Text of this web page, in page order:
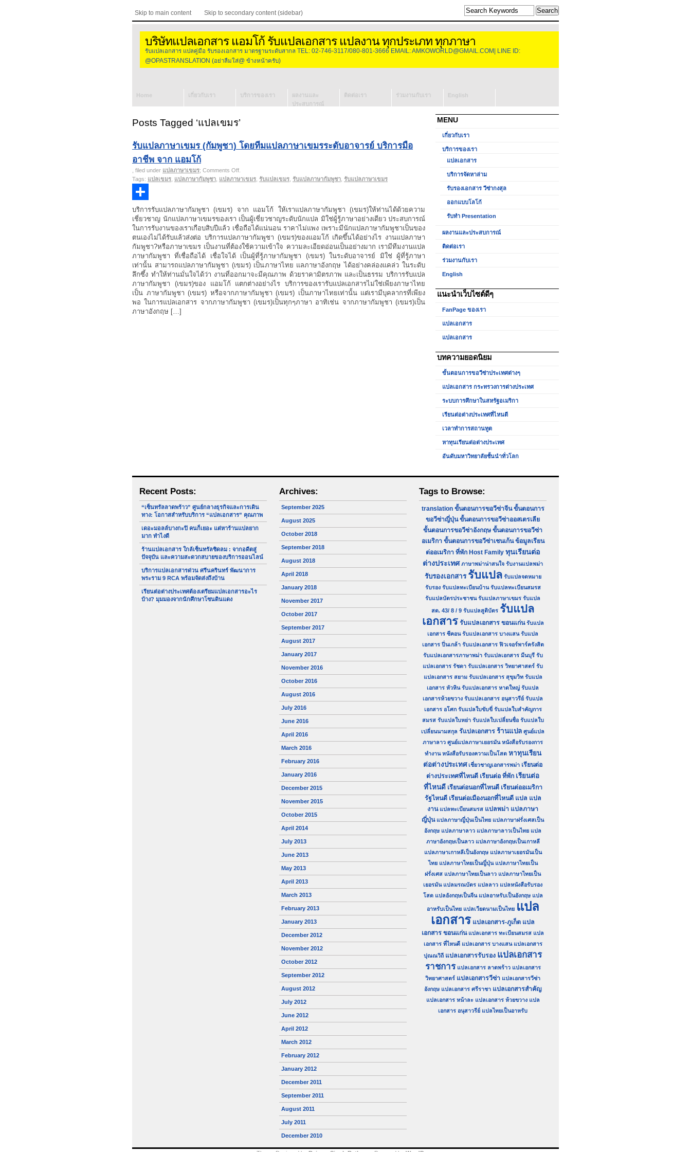
Skip to main content Skip to secondary content (sidebar)
บริษัทแปลเอกสาร แอมโก้ รับแปลเอกสาร แปลงาน ทุกประเภท ทุกภาษา
รับแปลเอกสาร แปลคู่มือ รับรองเอกสาร มาตรฐานระดับสากล TEL: 02-746-3117/080-801-3666 EMAIL: AMKOWORLD@GMAIL.COM| LINE ID:
@OPASTRANSLATION (อย่าลืมใส่@ ข้างหน้าครับ)
Home เกี่ยวกับเรา บริการของเรา
รับรองเอกสาร
รับทำ
ผลงานและ
ประสบการณ์
ติดต่อเรา ร่วมงานกับเรา English
Posts Tagged ‘แปลเขมร’
รับแปลภาษาเขมร (กัมพูชา) โดยทีมแปลภาษาเขมรระดับอาจารย์ บริการมือ
อาชีพ จาก แอมโก้
, filed under แปลภาษาเขมร; Comments Offon
รับ
(กัมพูชา)
โดย
ทีม
แปล
ภาษา
เขมร
ระดับ
อาจารย์
บริการ
มือ
อาชีพ
Tags: แปลเขมร แปลภาษากัมพูชา แปลภาษาเขมร รับแปลเขมร รับแปลภาษากัมพูชา รับแปลภาษาเขมร
Share
บริการรับแปลภาษากัมพูชา (เขมร) จาก แอมโก้ ให้เราแปลภาษากัมพูชา (เขมร)ให้ท่านได้ด้วยความ
เชี่ยวชาญ นักแปลภาษาเขมรของเรา เป็นผู้เชี่ยวชาญระดับนักแปล มิใช่ผู้รู้ภาษาอย่างเดียว ประสบการณ์
ในการรับงานของเราเกือบสิบปีแล้ว เชื่อถือได้แน่นอน ราคาไม่แพง เพราะมีนักแปลภาษากัมพูชาเป็นของ
ตนเองไม่ได้รับแล้วส่งต่อ บริการแปลภาษากัมพูชา (เขมร)ของแอมโก้ เกิดขึ้นได้อย่างไร งานแปลภาษา
กัมพูชา?หรือภาษาเขมร เป็นงานที่ต้องใช้ความเข้าใจ ความละเอียดอ่อนเป็นอย่างมาก เรามีทีมงานแปล
ภาษากัมพูชา ที่เชื่อถือได้ เชื่อใจได้ เป็นผู้ที่รู้ภาษากัมพูชา (เขมร) ในระดับอาจารย์ มิใช่ ผู้ที่รู้ภาษา
เท่านั้น สามารถแปลภาษากัมพูชา (เขมร) เป็นภาษาไทย แลภาษาอังกฤษ ได้อย่างคล่องแคล่ว ในระดับ
ลึกซึ้ง ทำให้ท่านมั่นใจได้ว่า งานที่ออกมาจะมีคุณภาพ ด้วยราคามิตรภาพ และเป็นธรรม บริการรับแปล
ภาษากัมพูชา (เขมร)ของ แอมโก้ แตกต่างอย่างไร บริการของเรารับแปลเอกสารไม่ใช่เพียงภาษาไทย
เป็น ภาษากัมพูชา (เขมร) หรือจากภาษากัมพูชา (เขมร) เป็นภาษาไทยเท่านั้น แต่เรามีบุคลากรที่เพียง
พอ ในการแปลเอกสาร จากภาษากัมพูชา (เขมร)เป็นทุกๆภาษา อาทิเช่น จากภาษากัมพูชา (เขมร)เป็น
ภาษาอังกฤษ […]
MENU
เกี่ยวกับเรา
บริการของเรา
แปลเอกสาร
บริการจัดหาล่าม
รับรองเอกสาร วีซ่ากงสุล
ออกแบบโลโก้
รับทำ Presentation
ผลงานและประสบการณ์
ติดต่อเรา
ร่วมงานกับเรา
English
แนะนำเว็บไซต์ดีๆ
FanPage ของเรา
แปลเอกสาร
แปลเอกสาร
บทความยอดนิยม
ขั้นตอนการขอวีซ่าประเทศต่างๆ
แปลเอกสาร กระทรวงการต่างประเทศ
ระบบการศึกษาในสหรัฐอเมริกา
เรียนต่อต่างประเทศที่ไหนดี
เวลาทำการสถานทูต
หาทุนเรียนต่อต่างประเทศ
อันดับมหาวิทยาลัยชั้นนำทั่วโลก
Recent Posts:
“เซ็นทรัลลาดพร้าว” ศูนย์กลางธุรกิจและการเดิน
ทาง: โอกาสสำหรับบริการ “แปลเอกสาร” คุณภาพ
เดอะมอลล์บางกะปิ คนก็เยอะ แต่หาร้านแปลยาก
มาก ทำไงดี
ร้านแปลเอกสาร ใกล้เซ็นทรัลชิดลม : จากอดีตสู่
ปัจจุบัน และความสะดวกสบายของบริการออนไลน์
บริการแปลเอกสารด่วน ศรีนครินทร์ พัฒนาการ
พระราม 9 RCA พร้อมจัดส่งถึงบ้าน
เรียนต่อต่างประเทศต้องเตรียมแปลเอกสารอะไร
บ้าง? มุมมองจากนักศึกษาโซนดินแดง
Archives:
September 2025
August 2025
October 2018
September 2018
August 2018
April 2018
January 2018
November 2017
October 2017
September 2017
August 2017
January 2017
November 2016
October 2016
August 2016
July 2016
June 2016
April 2016
March 2016
February 2016
January 2016
December 2015
November 2015
October 2015
April 2014
July 2013
June 2013
May 2013
April 2013
March 2013
February 2013
January 2013
December 2012
November 2012
October 2012
September 2012
August 2012
July 2012
June 2012
April 2012
March 2012
February 2012
January 2012
December 2011
September 2011
August 2011
July 2011
December 2010
Tags to Browse:
translation ขั้นตอนการขอวีซ่าจีน ขั้นตอนการ
ขอวีซ่าญี่ปุ่น ขั้นตอนการขอวีซ่าออสเตรเลีย
ขั้นตอนการขอวีซ่าอังกฤษ ขั้นตอนการขอวีซ่า
อเมริกา ขั้นตอนการขอวีซ่าเชนเก้น ข้อมูลเรียน
ต่ออเมริกา ที่พัก Host Family ทุนเรียนต่อ
ต่างประเทศ ภาษาพม่าน่าสนใจ รับงานแปลพม่า
รับรองเอกสาร รับแปล รับแปลจดหมาย
รับรอง รับแปลทะเบียนบ้าน รับแปลทะเบียนสมรส
รับแปลบัตรประชาชน รับแปลภาษาเขมร รับแปล
สด. 43/ 8 / 9 รับแปลสูติบัตร รับแปล
เอกสาร รับแปลเอกสาร ขอนแก่น รับแปล
เอกสาร ซีคอน รับแปลเอกสาร บางแสน รับแปล
เอกสาร ปิ่นเกล้า รับแปลเอกสาร ฟิวเจอร์พาร์ครังสิต
รับแปลเอกสารภาษาพม่า รับแปลเอกสาร มีนบุรี รับ
แปลเอกสาร รัชดา รับแปลเอกสาร วิทยาศาสตร์ รับ
แปลเอกสาร สยาม รับแปลเอกสาร สุขุมวิท รับแปล
เอกสาร หัวหิน รับแปลเอกสาร หาดใหญ่ รับแปล
เอกสารห้วยขวาง รับแปลเอกสาร อนุสาวรีย์ รับแปล
เอกสาร อโศก รับแปลใบขับขี่ รับแปลใบสำคัญการ
สมรส รับแปลใบหย่า รับแปลใบเปลี่ยนชื่อ รับแปลใบ
เปลี่ยนนามสกุล รัแปลเอกสาร ร้านแปล ศูนย์แปล
ภาษาลาว ศูนย์แปลภาษาเยอรมัน หนังสือรับรองการ
ทำงาน หนังสือรับรองความเป็นโสด หาทุนเรียน
ต่อต่างประเทศ เชี่ยวชาญเอกสารพม่า เรียนต่อ
ต่างประเทศที่ไหนดี เรียนต่อ ที่พัก เรียนต่อ
ที่ไหนดี เรียนต่อนอกที่ไหนดี เรียนต่ออเมริกา
รัฐไหนดี เรียนต่อเมืองนอกที่ไหนดี แปล แปล
งาน แปลทะเบียนสมรส แปลพม่า แปลภาษา
ญี่ปุ่น แปลภาษาญี่ปุ่นเป็นไทย แปลภาษาฝรั่งเศสเป็น
อังกฤษ แปลภาษาลาว แปลภาษาลาวเป็นไทย แปล
ภาษาอังกฤษเป็นลาว แปลภาษาอังกฤษเป็นเกาหลี
แปลภาษาเกาหลีเป็นอังกฤษ แปลภาษาเยอรมันเป็น
ไทย แปลภาษาไทยเป็นญี่ปุ่น แปลภาษาไทยเป็น
ฝรั่งเศส แปลภาษาไทยเป็นลาว แปลภาษาไทยเป็น
เยอรมัน แปลมรณบัตร แปลลาว แปลหนังสือรับรอง
โสด แปลอังกฤษเป็นจีน แปลอาหรับเป็นอังกฤษ แปล
อาหรับเป็นไทย แปลเวียดนามเป็นไทย แปล
เอกสาร แปลเอกสาร-ภูเก็ต แปล
เอกสาร ขอนแก่น แปลเอกสาร ทะเบียนสมรส แปล
เอกสาร ที่ไหนดี แปลเอกสาร บางแสน แปลเอกสาร
ปุณณวิถี แปลเอกสารรับรอง แปลเอกสาร
ราชการ แปลเอกสาร ลาดพร้าว แปลเอกสาร
วิทยาศาสตร์ แปลเอกสารวีซ่า แปลเอกสารวีซ่า
อังกฤษ แปลเอกสาร ศรีราชา แปลเอกสารสำคัญ
แปลเอกสาร หน้าละ แปลเอกสาร ห้วยขวาง แปล
เอกสาร อนุสาวรีย์ แปลไทยเป็นอาหรับ